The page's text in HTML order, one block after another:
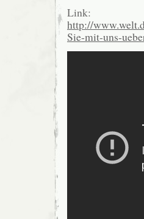
Link:
http://
Sie-mit-uns-